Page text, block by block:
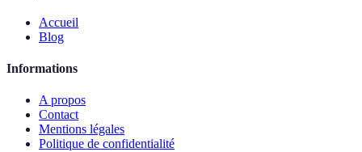
Accueil
Blog
Informations
A propos
Contact
Mentions légales
Politique de confidentialité